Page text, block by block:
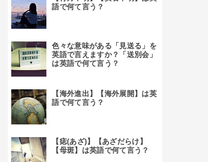
語で何て言う？
色々な意味がある「見送る」を
英語で言えますか？「送別会」
は英語で何て言う？
【海外進出】【海外展開】は英
語で何て言う？
【痣(あざ)】【あざだらけ】
【母斑】は英語で何て言う？